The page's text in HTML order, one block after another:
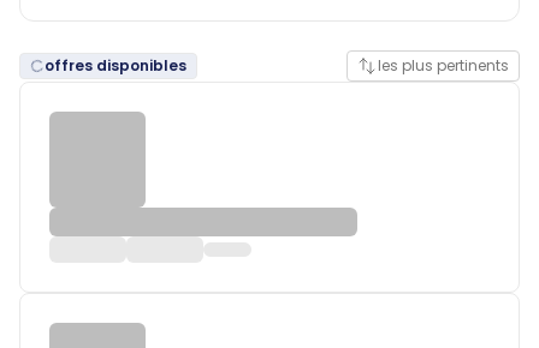
offres disponibles les plus pertinents